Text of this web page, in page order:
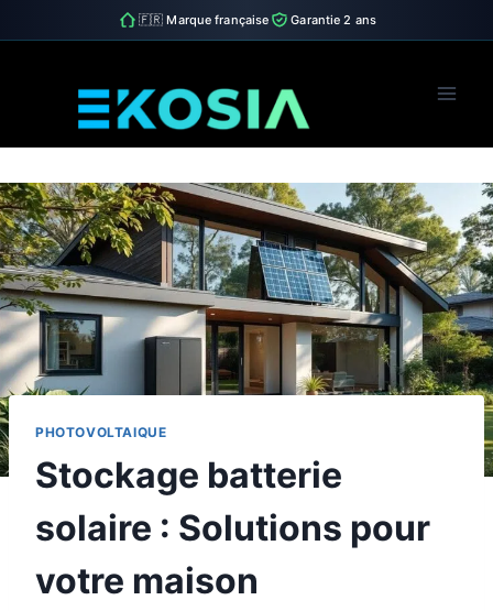
🇫🇷 Marque française Garantie 2 ans
PHOTOVOLTAIQUE
Stockage batterie
solaire : Solutions pour
votre maison